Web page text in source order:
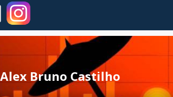
Alex Bruno Castilho